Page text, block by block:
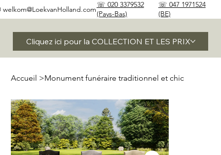
Cliquez ici pour la COLLECTION ET LES PRIX
☏ 020 3379532
(Pays-Bas)
☏ 047 1971524
(BE)
welkom@LoekvanHolland.com
Accueil >Monument funéraire traditionnel et chic